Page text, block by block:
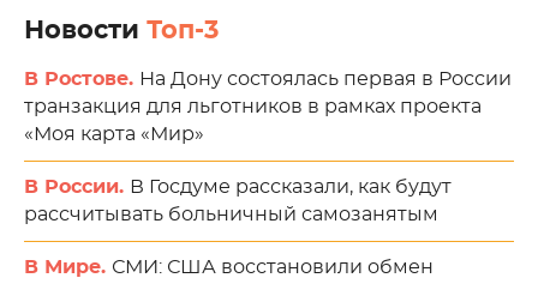
Новости Топ-3
В Ростове. На Дону состоялась первая в России
транзакция для льготников в рамках проекта
«Моя карта «Мир»
В России. В Госдуме рассказали, как будут
рассчитывать больничный самозанятым
В Мире. СМИ: США восстановили обмен